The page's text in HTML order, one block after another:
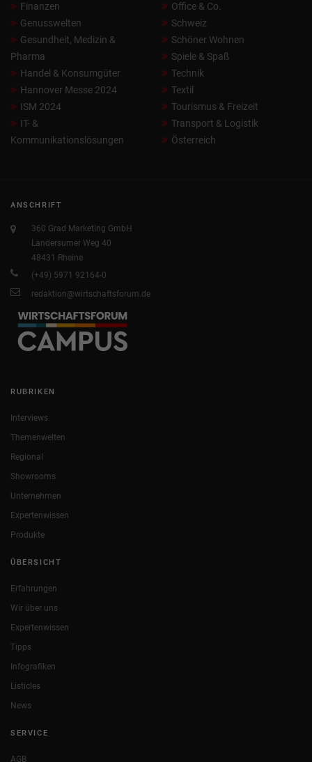
Finanzen
Genusswelten
Gesundheit, Medizin &
Pharma
Handel & Konsumgüter
Hannover Messe 2024
ISM 2024
IT- &
Kommunikationslösungen
Office & Co.
Schweiz
Schöner Wohnen
Spiele & Spaß
Technik
Textil
Tourismus & Freizeit
Transport & Logistik
Österreich
ANSCHRIFT
360 Grad Marketing GmbH
Landersumer Weg 40
48431 Rheine
(+49) 5971 92164-0
redaktion@wirtschaftsforum.de
RUBRIKEN
Interviews
Themenwelten
Regional
Showrooms
Unternehmen
Expertenwissen
Produkte
ÜBERSICHT
Erfahrungen
Wir über uns
Expertenwissen
Tipps
Infografiken
Listicles
News
SERVICE
AGB